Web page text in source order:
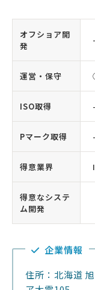
オフショア開
発
-
運営・保守
ISO取得 -
Pマーク取得 -
得意業界
得意なシステ
ム開発
企業情報
住所：北海道